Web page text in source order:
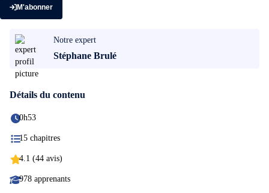
M'abonner
Notre expert
Stéphane Brulé
Détails du contenu
0h53
15 chapitres
4.1 (44 avis)
978 apprenants